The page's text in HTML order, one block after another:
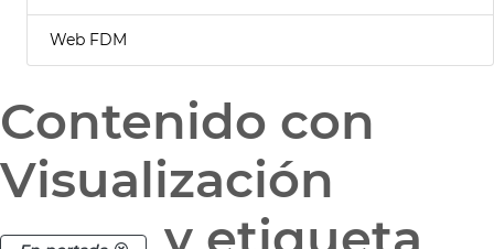
Web FDM
Contenido con
Visualización